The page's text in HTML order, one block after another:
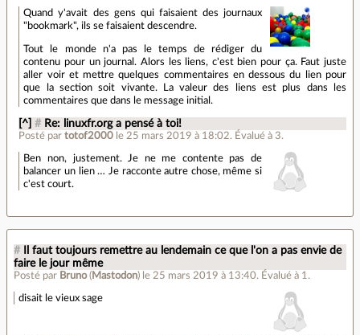
Quand y'avait des gens qui faisaient des journaux
"bookmark", ils se faisaient descendre.
Tout le monde n'a pas le temps de rédiger du
contenu pour un journal. Alors les liens, c'est bien pour ça. Faut juste
aller voir et mettre quelques commentaires en dessous du lien pour
que la section soit vivante. La valeur des liens est plus dans les
commentaires que dans le message initial.
[^] # Re: linuxfr.org a pensé à toi!
Posté partotof2000 le 25 mars 2019 à 18:02. Évalué à 3.
Ben non, justement. Je ne me contente pas de
balancer un lien … Je racconte autre chose, même si
c'est court.
#
Il faut toujours remettre au lendemain ce que l'on a pas envie de
faire le jour même
Posté par Bruno( Mastodon) le 25 mars 2019 à 13:40. Évalué à 1 .
disait le vieux sage